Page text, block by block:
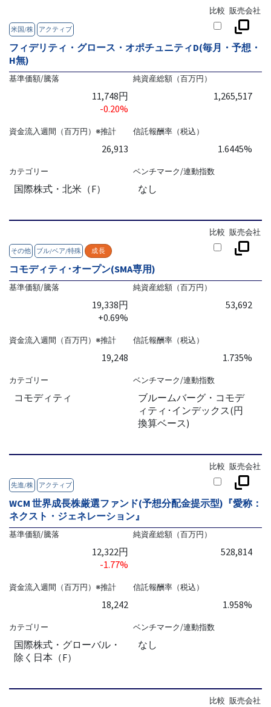
米国/株 アクティブ
比較 販売会社
フィデリティ・グロース・オポチュニティD(毎月・予想・
H無)
基準価額/騰落
11,748円
-0.20%
純資産総額（百万円）
1,265,517
資金流入週間（百万円）※推計
26,913
信託報酬率（税込）
1.6445%
カテゴリー
国際株式・北米（F）
ベンチマーク/連動指数
なし
その他 ブル/ベア/特殊 成長
比較 販売会社
コモディティ･オープン(SMA専用)
基準価額/騰落
19,338円
+0.69%
純資産総額（百万円）
53,692
資金流入週間（百万円）※推計
19,248
信託報酬率（税込）
1.735%
カテゴリー
コモディティ
ベンチマーク/連動指数
ブルームバーグ・コモデ
ィティ･インデックス(円
換算ベース)
先進/株 アクティブ
比較 販売会社
WCM 世界成長株厳選ファンド(予想分配金提示型)『愛称：
ネクスト・ジェネレーション』
基準価額/騰落
12,322円
-1.77%
純資産総額（百万円）
528,814
資金流入週間（百万円）※推計
18,242
信託報酬率（税込）
1.958%
カテゴリー
国際株式・グローバル・
除く日本（F）
ベンチマーク/連動指数
なし
比較 販売会社